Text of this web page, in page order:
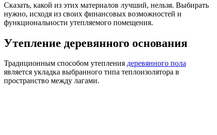
Сказать, какой из этих материалов лучший, нельзя. Выбирать
нужно, исходя из своих финансовых возможностей и
функциональности утепляемого помещения.
Утепление деревянного основания
Традиционным способом утепления деревянного пола
является укладка выбранного типа теплоизолятора в
пространство между лагами.